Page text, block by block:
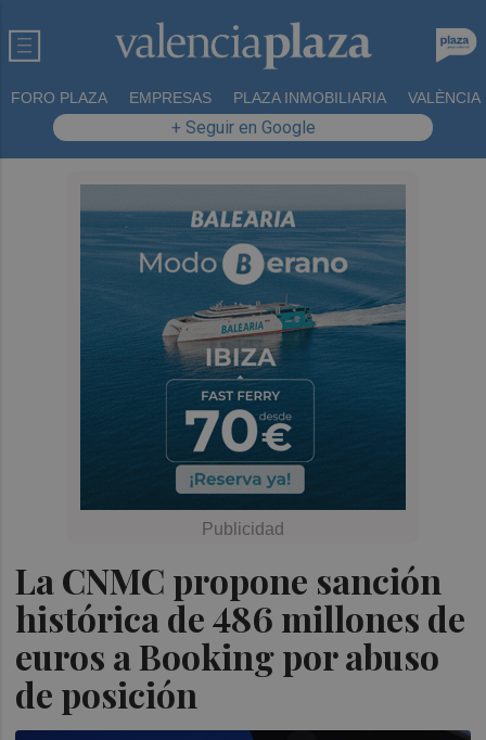
FORO PLAZA EMPRESAS PLAZA INMOBILIARIA VALÈNCIA
+ Seguir en Google
La CNMC propone sanción
histórica de 486 millones de
euros a Booking por abuso
de posición